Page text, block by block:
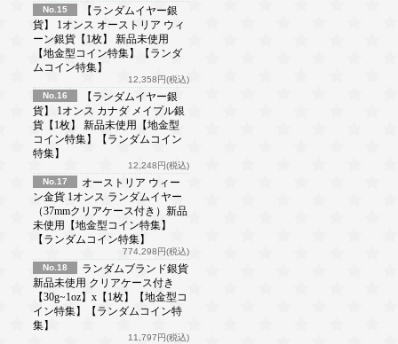
No.15
【ランダムイヤー銀
貨】 1オンス オーストリア ウィ
ーン銀貨【1枚】 新品未使用
【地金型コイン特集】【ランダ
ムコイン特集】
12,358円(税込)
No.16
【ランダムイヤー銀
貨】 1オンス カナダ メイプル銀
貨【1枚】 新品未使用【地金型
コイン特集】【ランダムコイン
特集】
12,248円(税込)
No.17
オーストリア ウィー
ン金貨 1オンス ランダムイヤー
（37mmクリアケース付き）新品
未使用【地金型コイン特集】
【ランダムコイン特集】
774,298円(税込)
No.18
ランダムブランド銀貨
新品未使用 クリアケース付き
【30g~1oz】x【1枚】【地金型コ
イン特集】【ランダムコイン特
集】
11,797円(税込)